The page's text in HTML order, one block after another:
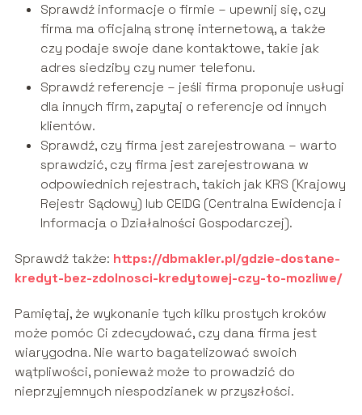
Sprawdź informacje o firmie – upewnij się, czy
firma ma oficjalną stronę internetową, a także
czy podaje swoje dane kontaktowe, takie jak
adres siedziby czy numer telefonu.
Sprawdź referencje – jeśli firma proponuje usługi
dla innych firm, zapytaj o referencje od innych
klientów.
Sprawdź, czy firma jest zarejestrowana – warto
sprawdzić, czy firma jest zarejestrowana w
odpowiednich rejestrach, takich jak KRS (Krajowy
Rejestr Sądowy) lub CEIDG (Centralna Ewidencja i
Informacja o Działalności Gospodarczej).
Sprawdź także: https://dbmakler.pl/gdzie-dostane-
kredyt-bez-zdolnosci-kredytowej-czy-to-mozliwe/
Pamiętaj, że wykonanie tych kilku prostych kroków
może pomóc Ci zdecydować, czy dana firma jest
wiarygodna. Nie warto bagatelizować swoich
wątpliwości, ponieważ może to prowadzić do
nieprzyjemnych niespodzianek w przyszłości.